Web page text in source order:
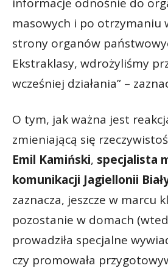
informacje odnośnie do
masowych i po otrzymaniu
strony organów
Ekstraklasy, wdrożyliśmy
wcześniej działania” –
O tym, jak ważna jest
zmieniającą się
Emil Kamiński, specjalista
komunikacji Jagiellonii
zaznacza, jeszcze w marcu
pozostanie w domach
prowadziła specjalne
czy promowała